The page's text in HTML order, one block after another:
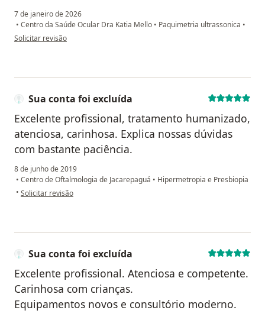
7 de janeiro de 2026
• Centro da Saúde Ocular Dra Katia Mello • Paquimetria ultrassonica •
na opinião do utilizador Samara Nascimento
Solicitar revisão
Sua conta foi excluída
Excelente profissional, tratamento humanizado,
atenciosa, carinhosa. Explica nossas dúvidas
com bastante paciência.
8 de junho de 2019
• Centro de Oftalmologia de Jacarepaguá • Hipermetropia e Presbiopia
• na opinião do utilizador Sua conta foi excluída
Solicitar revisão
Sua conta foi excluída
Excelente profissional. Atenciosa e competente.
Carinhosa com crianças.
Equipamentos novos e consultório moderno.